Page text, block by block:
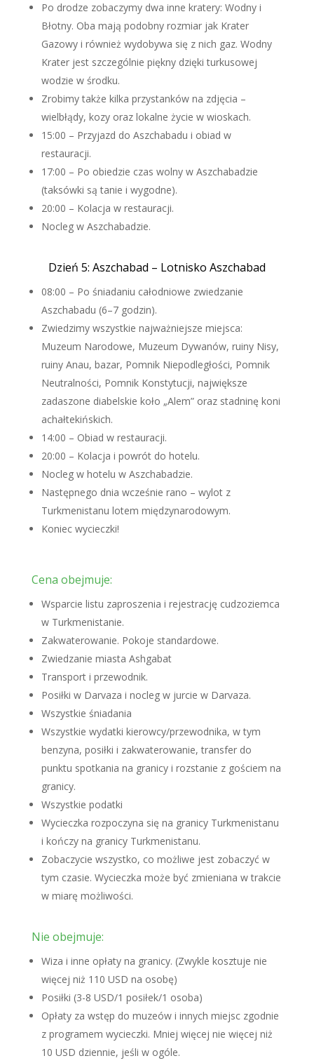
Po drodze zobaczymy dwa inne kratery: Wodny i
Błotny. Oba mają podobny rozmiar jak Krater
Gazowy i również wydobywa się z nich gaz. Wodny
Krater jest szczególnie piękny dzięki turkusowej
wodzie w środku.
Zrobimy także kilka przystanków na zdjęcia –
wielbłądy, kozy oraz lokalne życie w wioskach.
15:00 – Przyjazd do Aszchabadu i obiad w
restauracji.
17:00 – Po obiedzie czas wolny w Aszchabadzie
(taksówki są tanie i wygodne).
20:00 – Kolacja w restauracji.
Nocleg w Aszchabadzie.
Dzień 5: Aszchabad – Lotnisko Aszchabad
08:00 – Po śniadaniu całodniowe zwiedzanie
Aszchabadu (6–7 godzin).
Zwiedzimy wszystkie najważniejsze miejsca:
Muzeum Narodowe, Muzeum Dywanów, ruiny Nisy,
ruiny Anau, bazar, Pomnik Niepodległości, Pomnik
Neutralności, Pomnik Konstytucji, największe
zadaszone diabelskie koło „Alem” oraz stadninę koni
achałtekińskich.
14:00 – Obiad w restauracji.
20:00 – Kolacja i powrót do hotelu.
Nocleg w hotelu w Aszchabadzie.
Następnego dnia wcześnie rano – wylot z
Turkmenistanu lotem międzynarodowym.
Koniec wycieczki!
Cena obejmuje:
Wsparcie listu zaproszenia i rejestrację cudzoziemca
w Turkmenistanie.
Zakwaterowanie. Pokoje standardowe.
Zwiedzanie miasta Ashgabat
Transport i przewodnik.
Posiłki w Darvaza i nocleg w jurcie w Darvaza.
Wszystkie śniadania
Wszystkie wydatki kierowcy/przewodnika, w tym
benzyna, posiłki i zakwaterowanie, transfer do
punktu spotkania na granicy i rozstanie z gościem na
granicy.
Wszystkie podatki
Wycieczka rozpoczyna się na granicy Turkmenistanu
i kończy na granicy Turkmenistanu.
Zobaczycie wszystko, co możliwe jest zobaczyć w
tym czasie. Wycieczka może być zmieniana w trakcie
w miarę możliwości.
Nie obejmuje:
Wiza i inne opłaty na granicy. (Zwykle kosztuje nie
więcej niż 110 USD na osobę)
Posiłki (3-8 USD/1 posiłek/1 osoba)
Opłaty za wstęp do muzeów i innych miejsc zgodnie
z programem wycieczki. Mniej więcej nie więcej niż
10 USD dziennie, jeśli w ogóle.